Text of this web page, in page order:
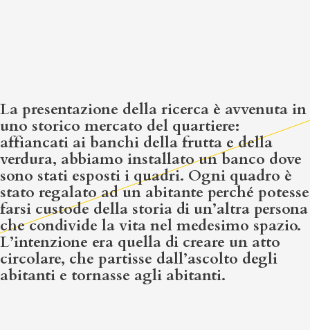
La presentazione della ricerca è avvenuta in
uno storico mercato del quartiere:
affiancati ai banchi della frutta e della
verdura, abbiamo installato un banco dove
sono stati esposti i quadri. Ogni quadro è
stato regalato ad un abitante perché potesse
farsi custode della storia di un’altra persona
che condivide la vita nel medesimo spazio.
L’intenzione era quella di creare un atto
circolare, che partisse dall’ascolto degli
abitanti e tornasse agli abitanti.